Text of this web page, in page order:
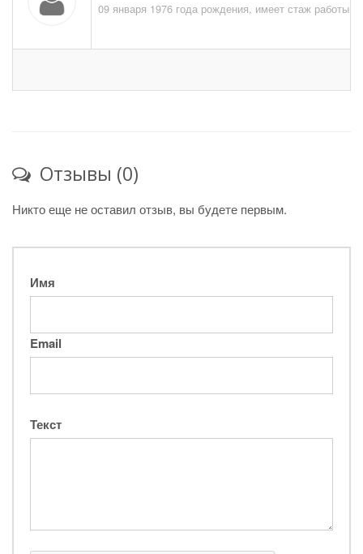
09 января 1976 года рождения, имеет стаж работы
Отзывы (0)
Никто еще не оставил отзыв, вы будете первым.
Имя
Email
Текст